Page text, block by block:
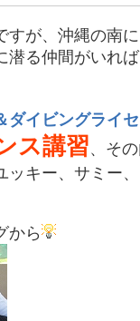
すが、沖縄の南
潜る仲間がいれ
ダイビングライ
ス講習、そ
ッキー、サミー
から